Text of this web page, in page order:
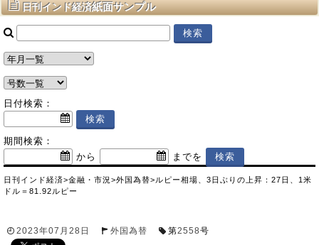
日刊インド経済紙面サンプル
日付検索：
期間検索：
から
までを
日刊インド経済>金融・市況 >外国為替>ルピー相場、3日ぶりの上昇：27日、1米
ドル＝81.92ルピー
2023年07月28日 外国為替 第2558号